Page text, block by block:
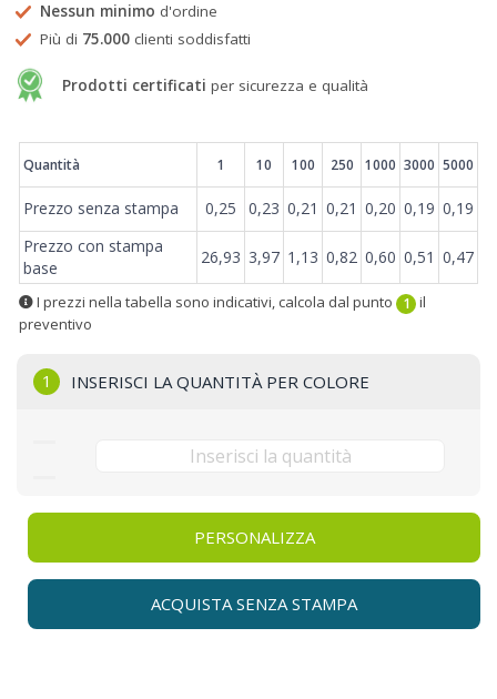
Nessun minimo d'ordine
Più di 75.000 clienti soddisfatti
Prodotti certificati per sicurezza e qualità
Prezzi
Quantità 1 10 100 250 1000 3000 5000
Prezzo senza stampa 0,25 0,23 0,21 0,21 0,20 0,19 0,19
Prezzo con stampa
base
26,93 3,97 1,13 0,82 0,60 0,51 0,47
I prezzi nella tabella sono indicativi, calcola dal punto 1 il
preventivo
1 INSERISCI LA QUANTITÀ PER COLORE
PERSONALIZZA
ACQUISTA SENZA STAMPA